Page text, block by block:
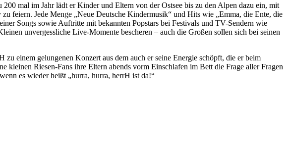
mal im Jahr lädt er Kinder und Eltern von der Ostsee bis zu den Alpen dazu ein, mit
feiern. Jede Menge „Neue Deutsche Kindermusik“ und Hits wie „Emma, die Ente, die
Songs sowie Auftritte mit bekannten Popstars bei Festivals und TV-Sendern wie
unvergessliche Live-Momente bescheren – auch die Großen sollen sich bei seinen
einem gelungenen Konzert aus dem auch er seine Energie schöpft, die er beim
Riesen-Fans ihre Eltern abends vorm Einschlafen im Bett die Frage aller Fragen
es wieder heißt „hurra, hurra, herrH ist da!“